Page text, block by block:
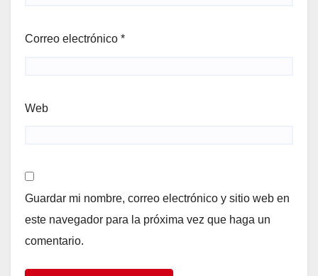
Correo electrónico *
Web
Guardar mi nombre, correo electrónico y sitio web en
este navegador para la próxima vez que haga un
comentario.